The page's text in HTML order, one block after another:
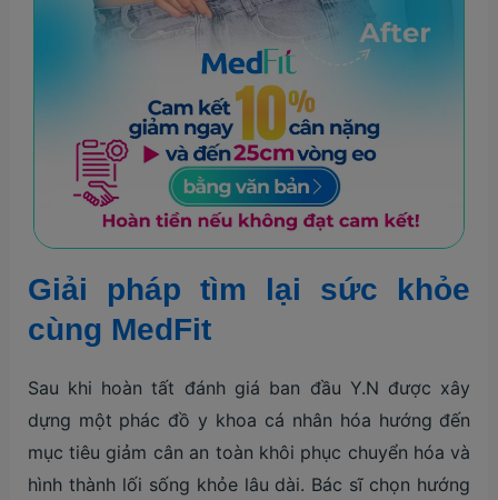
Giải pháp tìm lại sức khỏe
cùng MedFit
Sau khi hoàn tất đánh giá ban đầu Y.N được xây
dựng một phác đồ y khoa cá nhân hóa hướng đến
mục tiêu giảm cân an toàn khôi phục chuyển hóa và
hình thành lối sống khỏe lâu dài. Bác sĩ chọn hướng